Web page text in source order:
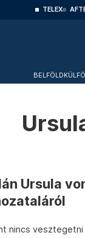
TELEX
BELFÖLD
Ursula
nincs vesztegetni